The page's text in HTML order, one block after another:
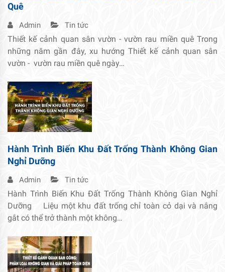
Quê
Admin Tin tức
Thiết kế cảnh quan sân vườn - vườn rau miền quê Trong
những năm gần đây, xu hướng Thiết kế cảnh quan sân
vườn - vườn rau miền quê ngày…
Hành Trình Biến Khu Đất Trống Thành Không Gian
Nghỉ Dưỡng
Admin Tin tức
Hành Trình Biến Khu Đất Trống Thành Không Gian Nghỉ
Dưỡng Liệu một khu đất trống chỉ toàn cỏ dại và nắng
gắt có thể trở thành một không…